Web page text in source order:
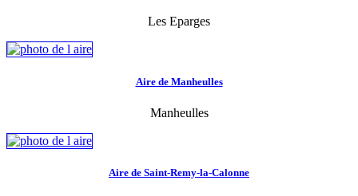
Les Eparges
Aire de Manheulles
Manheulles
Aire de Saint-Remy-la-Calonne